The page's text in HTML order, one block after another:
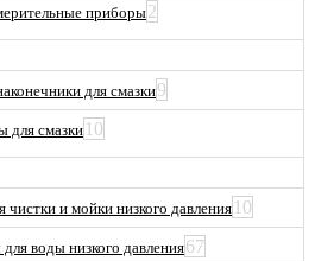
приборы2
для смазки9
для смазки 10
чистки и мойки низкого давления 10
воды низкого давления67